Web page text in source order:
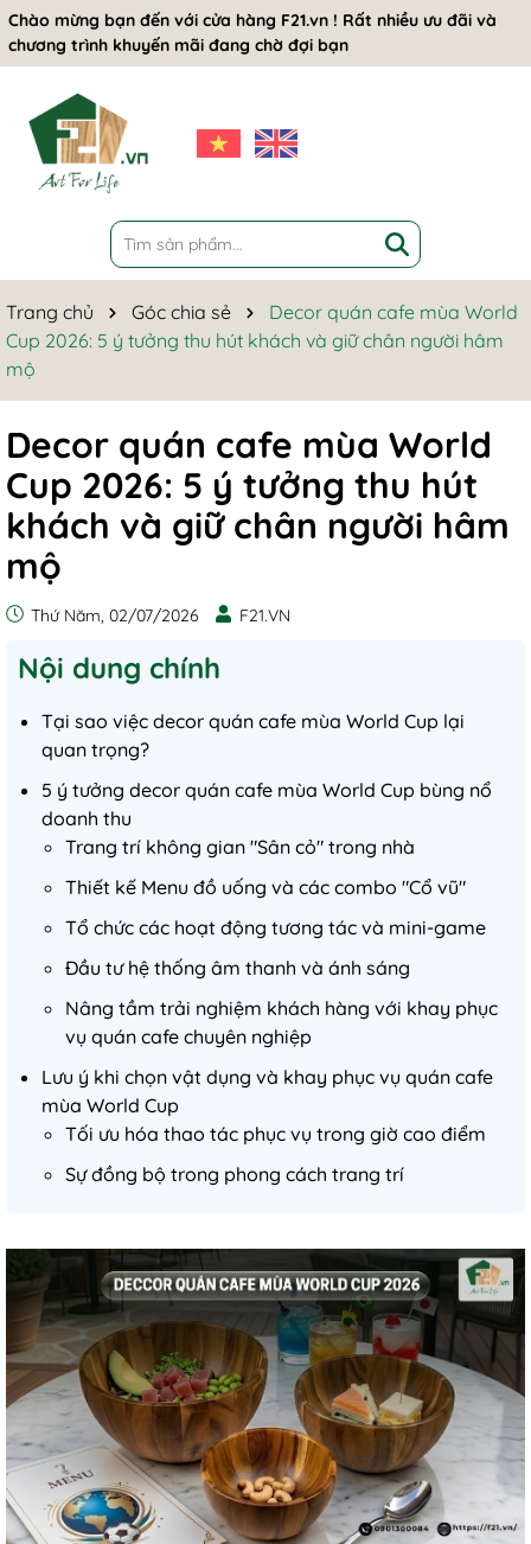
Chào mừng bạn đến với cửa hàng F21.vn ! Rất nhiều ưu đãi và
chương trình khuyến mãi đang chờ đợi bạn
Trang chủ Góc chia sẻ
Decor quán cafe mùa World
Cup 2026: 5 ý tưởng thu hút khách và giữ chân người hâm
mộ
Decor quán cafe mùa World
Cup 2026: 5 ý tưởng thu hút
khách và giữ chân người hâm
mộ
Thứ Năm, 02/07/2026 F21.VN
Nội dung chính
Tại sao việc decor quán cafe mùa World Cup lại
quan trọng?
5 ý tưởng decor quán cafe mùa World Cup bùng nổ
doanh thu
Trang trí không gian "Sân cỏ" trong nhà
Thiết kế Menu đồ uống và các combo "Cổ vũ"
Tổ chức các hoạt động tương tác và mini-game
Đầu tư hệ thống âm thanh và ánh sáng
Nâng tầm trải nghiệm khách hàng với khay phục
vụ quán cafe chuyên nghiệp
Lưu ý khi chọn vật dụng và khay phục vụ quán cafe
mùa World Cup
Tối ưu hóa thao tác phục vụ trong giờ cao điểm
Sự đồng bộ trong phong cách trang trí